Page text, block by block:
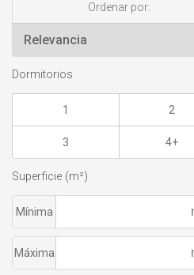
Ordenar por:
Dormitorios
1 2
3 4+
Superficie (m²)
Mínima
Máxima